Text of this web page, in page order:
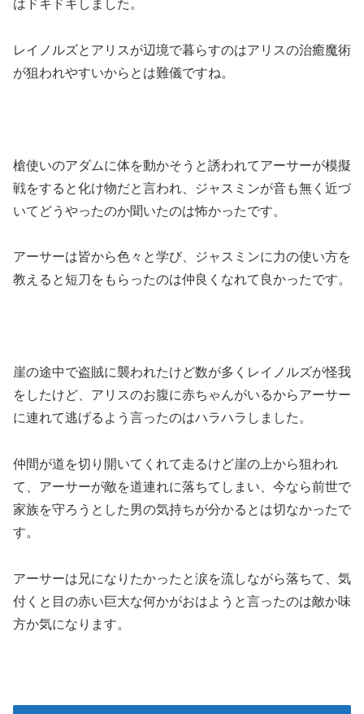
はドキドキしました。
レイノルズとアリスが辺境で暮らすのはアリスの治癒魔術
が狙われやすいからとは難儀ですね。
槍使いのアダムに体を動かそうと誘われてアーサーが模擬
戦をすると化け物だと言われ、ジャスミンが音も無く近づ
いてどうやったのか聞いたのは怖かったです。
アーサーは皆から色々と学び、ジャスミンに力の使い方を
教えると短刀をもらったのは仲良くなれて良かったです。
崖の途中で盗賊に襲われたけど数が多くレイノルズが怪我
をしたけど、アリスのお腹に赤ちゃんがいるからアーサー
に連れて逃げるよう言ったのはハラハラしました。
仲間が道を切り開いてくれて走るけど崖の上から狙われ
て、アーサーが敵を道連れに落ちてしまい、今なら前世で
家族を守ろうとした男の気持ちが分かるとは切なかったで
す。
アーサーは兄になりたかったと涙を流しながら落ちて、気
付くと目の赤い巨大な何かがおはようと言ったのは敵か味
方か気になります。